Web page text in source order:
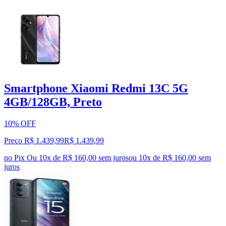
Smartphone Xiaomi Redmi 13C 5G
4GB/128GB, Preto
10% OFF
Preço R$ 1.439,99R$ 1.439,99
no Pix Ou 10x de R$ 160,00 sem jurosou 10x de R$ 160,00 sem
juros